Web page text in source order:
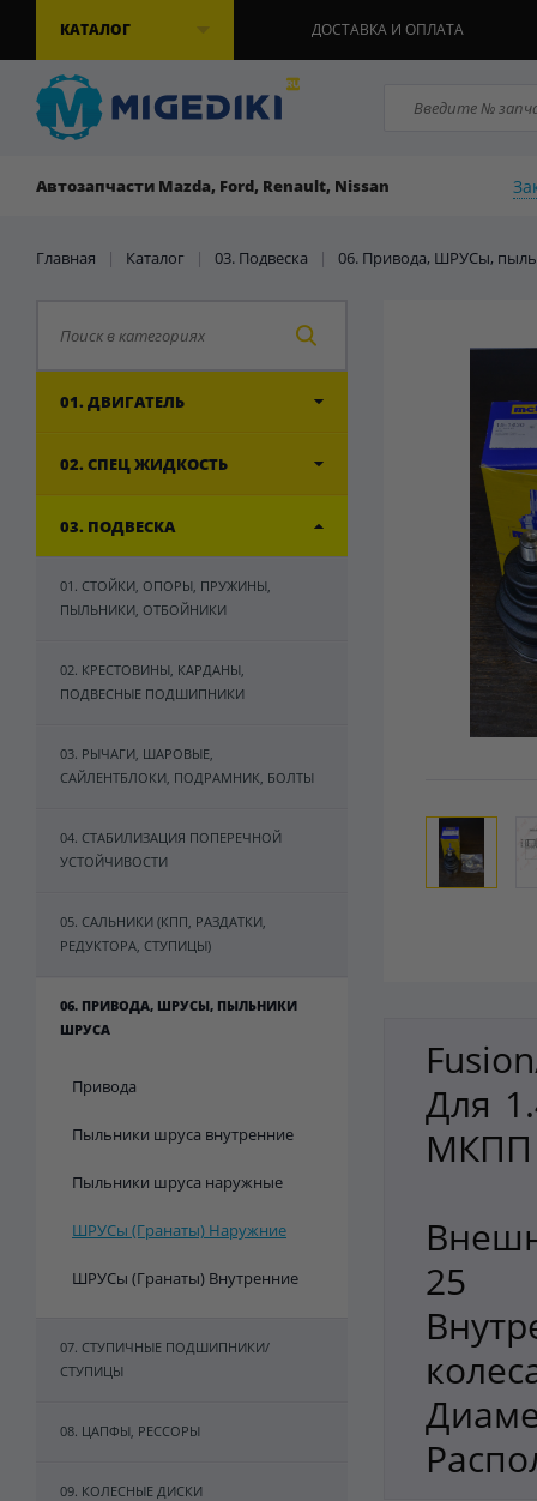
КАТАЛОГ ДОСТАВКА И ОПЛАТА
Автозапчасти Mazda, Ford, Renault, Nissan
Главная | Каталог | 03. Подвеска | 06. Привода, ШРУСы,
01. ДВИГАТЕЛЬ
02. СПЕЦ ЖИДКОСТЬ
03. ПОДВЕСКА
01. СТОЙКИ, ОПОРЫ, ПРУЖИНЫ,
ПЫЛЬНИКИ, ОТБОЙНИКИ
02. КРЕСТОВИНЫ, КАРДАНЫ,
ПОДВЕСНЫЕ ПОДШИПНИКИ
03. РЫЧАГИ, ШАРОВЫЕ,
САЙЛЕНТБЛОКИ, ПОДРАМНИК, БОЛТЫ
04. СТАБИЛИЗАЦИЯ ПОПЕРЕЧНОЙ
УСТОЙЧИВОСТИ
05. САЛЬНИКИ (КПП, РАЗДАТКИ,
РЕДУКТОРА, СТУПИЦЫ)
06. ПРИВОДА, ШРУСЫ, ПЫЛЬНИКИ
ШРУСА
Привода
Пыльники шруса внутренние
Пыльники шруса наружные
ШРУСы (Гранаты) Наружние
ШРУСы (Гранаты) Внутренние
07. СТУПИЧНЫЕ ПОДШИПНИКИ/
СТУПИЦЫ
08. ЦАПФЫ, РЕССОРЫ
09. КОЛЕСНЫЕ ДИСКИ
Для
МКПП
25